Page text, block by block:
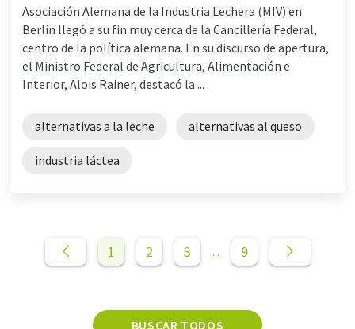
Asociación Alemana de la Industria Lechera (MIV) en
Berlín llegó a su fin muy cerca de la Cancillería Federal,
centro de la política alemana. En su discurso de apertura,
el Ministro Federal de Agricultura, Alimentación e
Interior, Alois Rainer, destacó la ...
alternativas a la leche alternativas al queso
industria láctea
1 2 3 ... 9
BUSCAR TODOS